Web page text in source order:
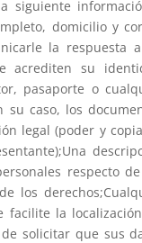
siguiente
domicilio y
la respuesta
acrediten su
pasaporte o
su caso, los
legal (poder y
respecto
los
facilite la
solicitar que sus